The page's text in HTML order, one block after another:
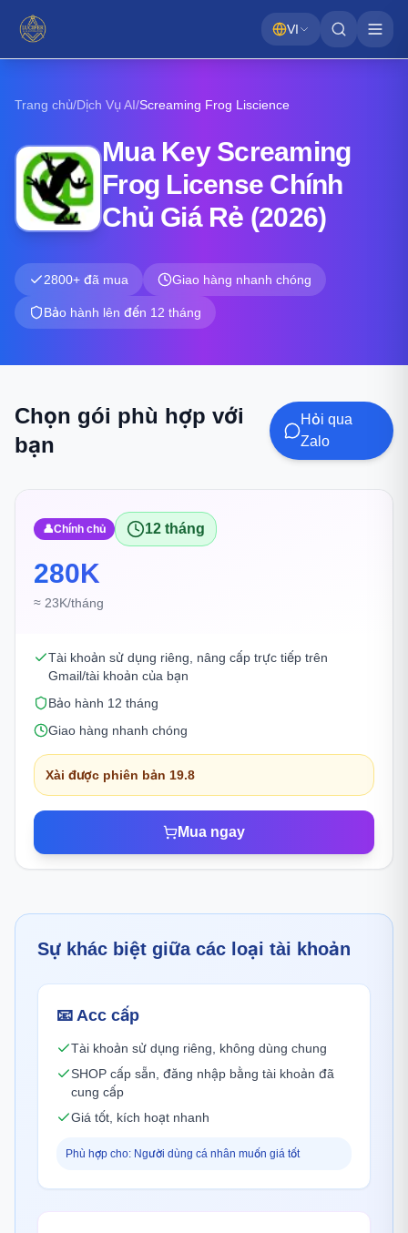
VI
Trang chủ/Dịch Vụ AI/Screaming Frog Liscience
Mua Key Screaming
Frog License Chính
Chủ Giá Rẻ (2026)
2800+ đã mua Giao hàng nhanh chóng
Bảo hành lên đến 12 tháng
Chọn gói phù hợp với
bạn
Hỏi qua
Zalo
👤Chính chủ 12 tháng
280K
≈ 23K/tháng
Tài khoản sử dụng riêng, nâng cấp trực tiếp trên
Gmail/tài khoản của bạn
Bảo hành 12 tháng
Giao hàng nhanh chóng
Xài được phiên bản 19.8
Mua ngay
Sự khác biệt giữa các loại tài khoản
📧 Acc cấp
Tài khoản sử dụng riêng, không dùng chung
SHOP cấp sẵn, đăng nhập bằng tài khoản đã
cung cấp
Giá tốt, kích hoạt nhanh
Phù hợp cho: Người dùng cá nhân muốn giá tốt